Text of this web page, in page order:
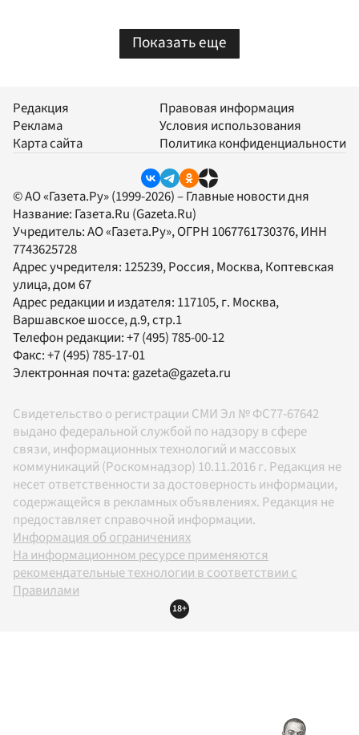
Показать еще
Редакция
Реклама
Карта сайта
Правовая информация
Условия использования
Политика конфиденциальности
© АО «Газета.Ру» (1999-2026) – Главные новости дня
Название: Газета.Ru (Gazeta.Ru)
Учредитель:АО «Газета.Ру», ОГРН 1067761730376, ИНН
7743625728
Адрес учредителя: 125239, Россия, Москва, Коптевская
улица, дом 67
Адрес редакции и издателя: 117105, г. Москва,
Варшавское шоссе, д.9, стр.1
Телефон редакции:+7 (495) 785-00-12
Факс:+7 (495) 785-17-01
Электронная почта:gazeta@gazeta.ru
Свидетельство о регистрации СМИ Эл № ФС77-67642
выдано федеральной службой по надзору в сфере
связи, информационных технологий и массовых
коммуникаций (Роскомнадзор) 10.11.2016 г. Редакция не
несет ответственности за достоверность информации,
содержащейся в рекламных объявлениях. Редакция не
предоставляет справочной информации.
Информация об ограничениях
На информационном ресурсе применяются
рекомендательные технологии в соответствии с
Правилами
18+